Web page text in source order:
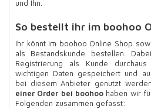
und Ihn.
So bestellt ihr im boohoo
Ihr könnt im boohoo Online Shop
als Bestandskunde bestellen.
Registrierung als Kunde
wichtigen Daten gespeichert und
bei diesem Anbieter genutzt
einer Order bei boohoo haben wir
Folgenden zusammen gefasst: